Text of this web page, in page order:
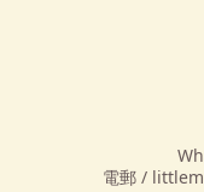
電郵 /